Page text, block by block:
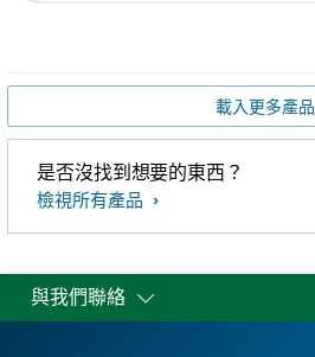
載入更多產品
是否沒找到想要的東西？
檢視所有產品
與我們聯絡